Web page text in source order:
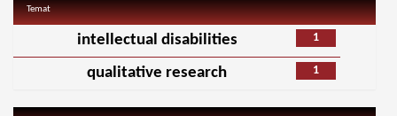
Temat
1
intellectual disabilities
1
qualitative research